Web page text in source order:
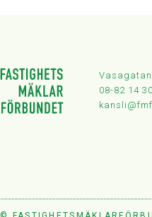
Vasagatan
08-82 14 30